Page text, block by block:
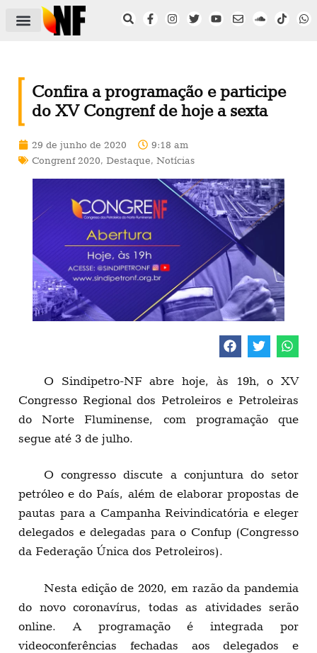
Confira a programação e participe
do XV Congrenf de hoje a sexta
29 de junho de 2020
9:18 am
Congrenf 2020, Destaque, Notícias
O Sindipetro-NF abre hoje, às 19h, o XV
Congresso Regional dos Petroleiros e Petroleiras
do Norte Fluminense, com programação que
segue até 3 de julho.
O congresso discute a conjuntura do setor
petróleo e do País, além de elaborar propostas de
pautas para a Campanha Reivindicatória e eleger
delegados e delegadas para o Confup (Congresso
da Federação Única dos Petroleiros).
Nesta edição de 2020, em razão da pandemia
do novo coronavírus, todas as atividades serão
online. A programação é integrada por
videoconferências fechadas aos delegados e